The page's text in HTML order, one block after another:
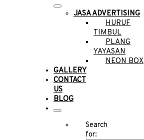
JASA ADVERTISING
HURUF
TIMBUL
PLANG
YAYASAN
NEON BOX
GALLERY
CONTACT
US
BLOG
Search
for: